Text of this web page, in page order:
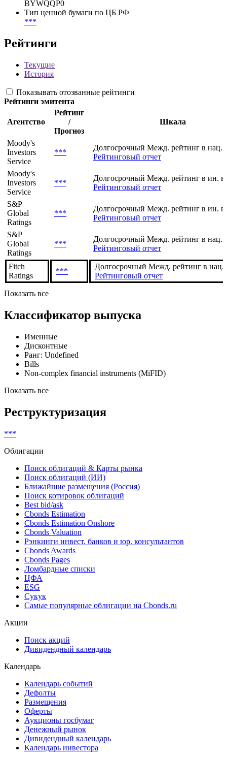
BYWQQP0
Тип ценной бумаги по ЦБ РФ
***
Рейтинги
Текущие
История
Показывать отозванные рейтинги
Рейтинги эмитента
Агентство
Рейтинг
/
Прогноз
Шкала
Moody's
Investors
Service
***
Долгосрочный Межд. рейтинг в нац.
Рейтинговый отчет
Moody's
Investors
Service
***
Долгосрочный Межд. рейтинг в ин.
Рейтинговый отчет
S&P
Global
Ratings
***
Долгосрочный Межд. рейтинг в ин.
Рейтинговый отчет
S&P
Global
Ratings
***
Долгосрочный Межд. рейтинг в нац.
Рейтинговый отчет
Fitch
Ratings
***
Долгосрочный Межд. рейтинг в нац.
Рейтинговый отчет
Показать все
Классификатор выпуска
Именные
Дисконтные
Ранг: Undefined
Bills
Non-complex financial instruments (MiFID)
Показать все
Реструктуризация
***
Облигации
Поиск облигаций & Карты рынка
Поиск облигаций (ИИ)
Ближайшие размещения (Россия)
Поиск котировок облигаций
Best bid/ask
Cbonds Estimation
Cbonds Estimation Onshore
Cbonds Valuation
Рэнкинги инвест. банков и юр. консультантов
Cbonds Awards
Cbonds Pages
Ломбардные списки
ЦФА
ESG
Сукук
Самые популярные облигации на Cbonds.ru
Акции
Поиск акций
Дивидендный календарь
Календарь
Календарь событий
Дефолты
Размещения
Оферты
Аукционы госбумаг
Денежный рынок
Дивидендный календарь
Календарь инвестора